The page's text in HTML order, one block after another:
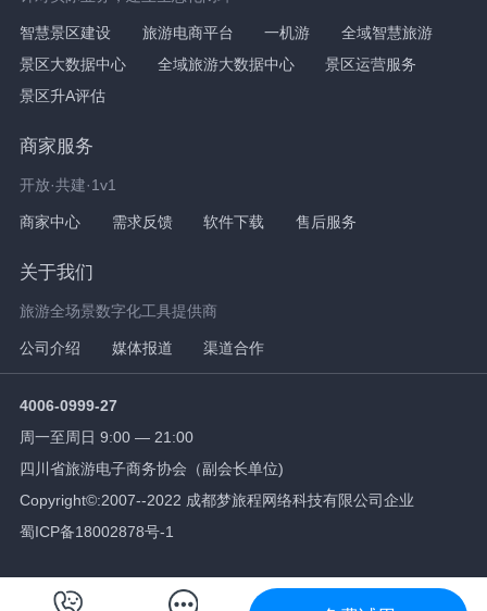
智慧景区建设 旅游电商平台 一机游
全域智慧旅游
景区大数据中心
全域旅游大数据中心
景区运营服务
景区升A评估
商家服务
开放·共建·1v1
商家中心 需求反馈 软件下载 售后服务
关于我们
旅游全场景数字化工具提供商
公司介绍 媒体报道 渠道合作
4006-0999-27
周一至周日 9:00 — 21:00
四川省旅游电子商务协会（副会长单位)
Copyright©:2007--2022 成都梦旅程网络科技有限公司企业
蜀ICP备18002878号-1